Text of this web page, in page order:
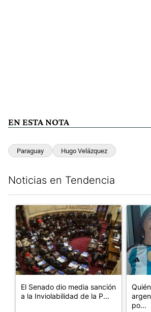
EN ESTA NOTA
Paraguay Hugo Velázquez
Noticias en Tendencia
Un artículo de tendencia con el título
El Senado dio media sanción
a la Inviolabilidad de la P...
Un
po...